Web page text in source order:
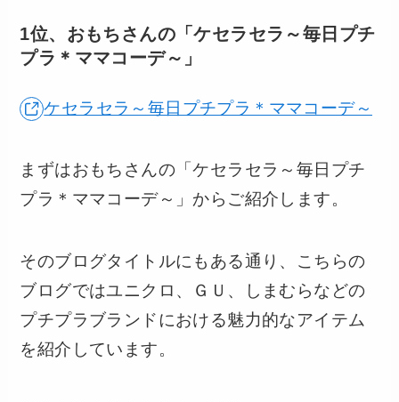
1位、おもちさんの「ケセラセラ～毎日プチ
プラ＊ママコーデ～」
ケセラセラ～毎日プチプラ＊ママコーデ～
まずはおもちさんの「ケセラセラ～毎日プチ
プラ＊ママコーデ～」からご紹介します。
そのブログタイトルにもある通り、こちらの
ブログではユニクロ、ＧＵ、しまむらなどの
プチプラブランドにおける魅力的なアイテム
を紹介しています。